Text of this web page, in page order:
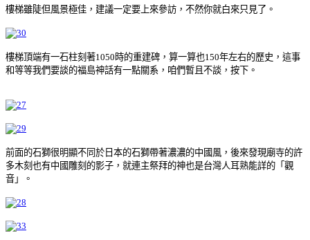
樓梯雖陡但風景極佳，建議一定要上來參訪，不然你就白來只見了。
樓梯頂端有一石柱刻著1050時的重建碑，算一算也150年左右的歷史，這事
和等等我們要談的福島神話有一點關系，咱們暫且不談，按下。
前面的石獅很明顯不同於日本的石獅帶著濃濃的中國風，後來發現廟寺的許
多木刻也有中國雕刻的影子，就連主祭拜的神也是台灣人耳熟能詳的「觀
音」。